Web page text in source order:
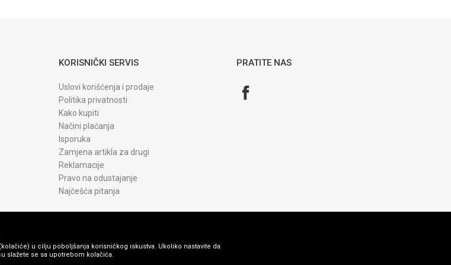
KORISNIČKI SERVIS
Uslovi korišćenja i prodaje
Politika privatnosti
Kako kupiti
Načini plaćanja
Isporuka
Zamjena artikla za drugi
Reklamacije
Pravo na odustajanje
Najčešća pitanja
PRATITE NAS
u cilju poboljšanja korisničkog iskustva. Ukoliko nastavite da
slažete se sa upotrebom kolačića.